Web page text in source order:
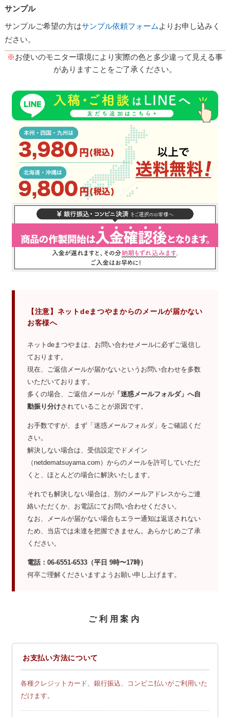
サンプル
サンプルご希望の方はサンプル依頼フォーム よりお申し込みく
ださい。
※お使いのモニター環境により実際の色と多少違って見える事
がありますことをご了承ください。
【注意】ネットdeまつやまからのメールが届かない
お客様へ
ネットdeまつやまは、お問い合わせメールに必ずご返信し
ております。
現在、ご返信メールが届かないというお問い合わせを多数
いただいております。
多くの場合、ご返信メールが「迷惑メールフォルダ」へ自
動振り分けされていることが原因です。
お手数ですが、まず「迷惑メールフォルダ」をご確認くだ
さい。
解決しない場合は、受信設定でドメイン
（netdematsuyama.com）からのメールを許可していただ
くと、ほとんどの場合に解決いたします。
それでも解決しない場合は、別のメールアドレスからご連
絡いただくか、お電話にてお問い合わせください。
なお、メールが届かない場合もエラー通知は返送されない
ため、当店では未達を把握できません。あらかじめご了承
ください。
電話：06-6551-6533（平日 9時〜17時）
何卒ご理解くださいますようお願い申し上げます。
ご利用案内
お支払い方法について
各種クレジットカード、銀行振込、コンビニ払いがご利用いた
だけます。